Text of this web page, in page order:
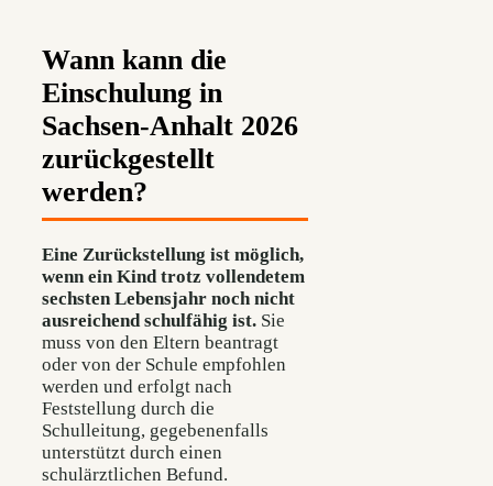
Wann kann die
Einschulung in
Sachsen-Anhalt 2026
zurückgestellt
werden?
Eine Zurückstellung ist möglich,
wenn ein Kind trotz vollendetem
sechsten Lebensjahr noch nicht
ausreichend schulfähig ist. Sie
muss von den Eltern beantragt
oder von der Schule empfohlen
werden und erfolgt nach
Feststellung durch die
Schulleitung, gegebenenfalls
unterstützt durch einen
schulärztlichen Befund.